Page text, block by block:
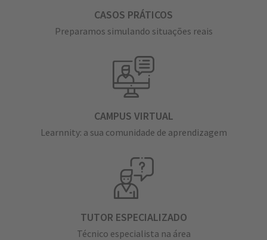
CASOS PRÁTICOS
Preparamos simulando situações reais
CAMPUS VIRTUAL
Learnnity: a sua comunidade de aprendizagem
TUTOR ESPECIALIZADO
Técnico especialista na área